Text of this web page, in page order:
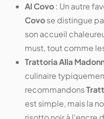
Al Covo: Un autre
Covose distingue
son accueil
must, tout comme
Trattoria Alla
culinaire
recommandons
est simple, mais la